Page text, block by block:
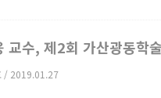
교수, 제2회 가산광동학
/ 2019.01.27